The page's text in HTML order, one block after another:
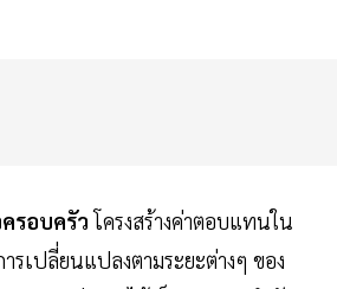
รอบครัวโครงสร้างค่าตอบแทนใน
รเปลี่ยนแปลงตามระยะต่างๆ ของ